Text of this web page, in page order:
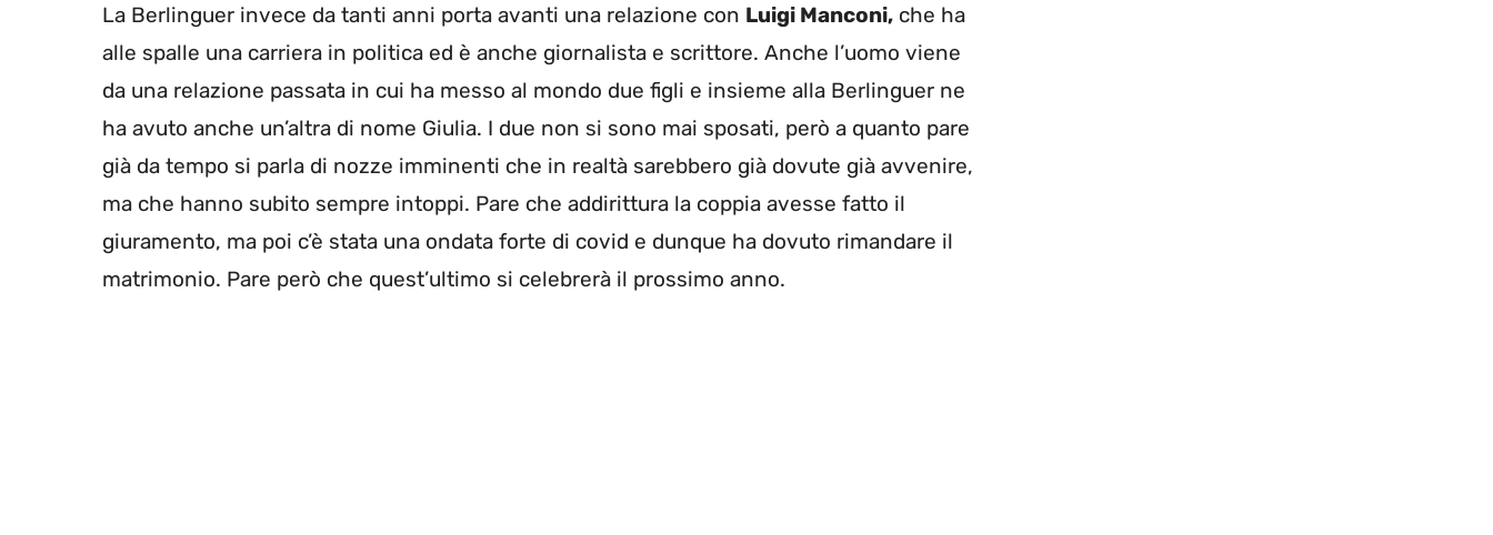
La Berlinguer invece da tanti anni porta avanti una relazione con Luigi Manconi, che ha
alle spalle una carriera in politica ed è anche giornalista e scrittore. Anche l’uomo viene
da una relazione passata in cui ha messo al mondo due figli e insieme alla Berlinguer ne
ha avuto anche un’altra di nome Giulia. I due non si sono mai sposati, però a quanto pare
già da tempo si parla di nozze imminenti che in realtà sarebbero già dovute già avvenire,
ma che hanno subito sempre intoppi. Pare che addirittura la coppia avesse fatto il
giuramento, ma poi c’è stata una ondata forte di covid e dunque ha dovuto rimandare il
matrimonio. Pare però che quest’ultimo si celebrerà il prossimo anno.